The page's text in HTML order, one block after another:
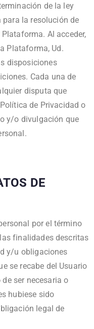
de la ley
la resolución de
Al acceder,
Plataforma, Ud.
disposiciones
Cada una de
disputa que
de Privacidad o
y/o divulgación que
DE
por el término
finalidades descritas
y/u obligaciones
se recabe del Usuario
ser necesaria o
hubiese sido
legal de